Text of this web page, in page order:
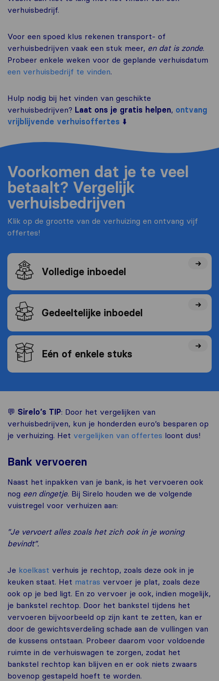
verhuisbedrijf.
Voor een spoed klus rekenen transport- of
verhuisbedrijven vaak een stuk meer, en dat is zonde.
Probeer enkele weken voor de geplande verhuisdatum
een verhuisbedrijf te vinden.
Hulp nodig bij het vinden van geschikte
verhuisbedrijven? Laat ons je gratis helpen, ontvang
vrijblijvende verhuisoffertes ⬇️
Voorkomen dat je te veel
betaalt? Vergelijk
verhuisbedrijven
Klik op de grootte van de verhuizing en ontvang vijf
offertes!
Volledige inboedel
Gedeeltelijke inboedel
Eén of enkele stuks
💬 Sirelo’s TIP: Door het vergelijken van
verhuisbedrijven, kun je honderden euro’s besparen op
je verhuizing. Het vergelijken van offertes loont dus!
Bank vervoeren
Naast het inpakken van je bank, is het vervoeren ook
nog een dingetje. Bij Sirelo houden we de volgende
vuistregel voor verhuizen aan:
”Je vervoert alles zoals het zich ook in je woning
bevindt”.
Je koelkast verhuis je rechtop, zoals deze ook in je
keuken staat. Het matras vervoer je plat, zoals deze
ook op je bed ligt. En zo vervoer je ook, indien mogelijk,
je bankstel rechtop. Door het bankstel tijdens het
vervoeren bijvoorbeeld op zijn kant te zetten, kan er
door de gewichtsverdeling schade aan de vullingen van
de kussens ontstaan. Probeer daarom voor voldoende
ruimte in de verhuiswagen te zorgen, zodat het
bankstel rechtop kan blijven en er ook niets zwaars
bovenop gestapeld hoeft te worden.